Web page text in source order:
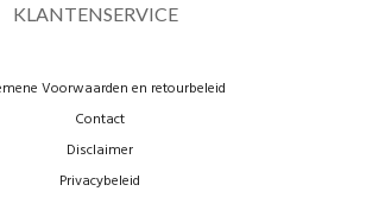
KLANTENSERVICE
Voorwaarden en retourbeleid
Contact
Disclaimer
Privacybeleid